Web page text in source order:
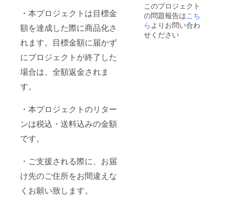
・本プロジェクトは目標金
額を達成した際に商品化さ
れます。目標金額に届かず
にプロジェクトが終了した
場合は、全額返金されま
す。
・本プロジェクトのリター
ンは税込・送料込みの金額
です。
・ご支援される際に、お届
け先のご住所をお間違えな
くお願い致します。
このプロジェクト
の問題報告はこち
らよりお問い合わ
せください